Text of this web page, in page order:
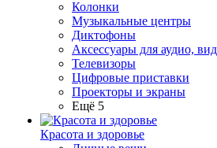
Колонки
Музыкальные центры
Диктофоны
Аксессуары для аудио,
Телевизоры
Цифровые приставки
Проекторы и экраны
Ещё 5
Красота и здоровье